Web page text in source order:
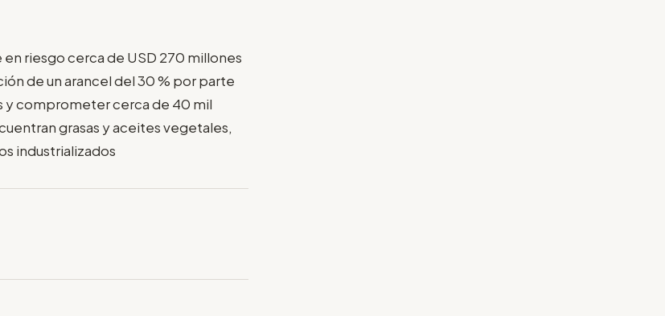
riesgo cerca de USD 270 millones
de un arancel del 30 % por parte
y comprometer cerca de 40 mil
grasas y aceites vegetales,
industrializados